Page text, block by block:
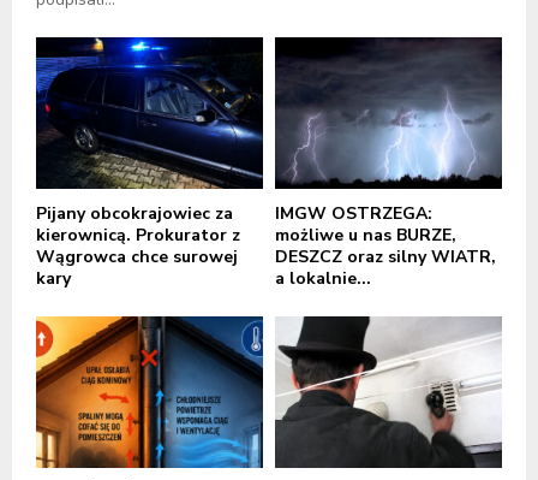
Pijany obcokrajowiec za
kierownicą. Prokurator z
Wągrowca chce surowej
kary
IMGW OSTRZEGA:
możliwe u nas BURZE,
DESZCZ oraz silny WIATR,
a lokalnie...